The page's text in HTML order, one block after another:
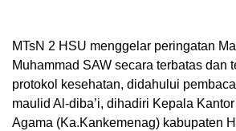
MTsN 2 HSU menggelar peringatan
Muhammad SAW secara terbatas dan
protokol kesehatan, didahului
maulid Al-diba’i, dihadiri Kepala
Agama (Ka.Kankemenag) kabupaten